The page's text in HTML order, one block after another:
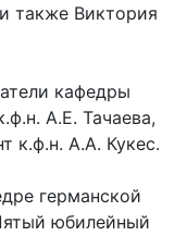
также Виктория
кафедры
А.Е. Тачаева,
к.ф.н. А.А. Кукес.
германской
юбилейный